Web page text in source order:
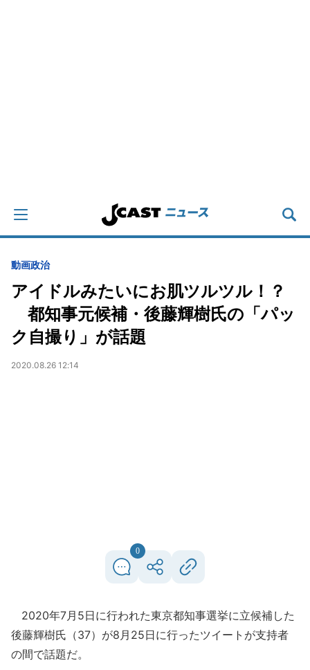
動画政治
アイドルみたいにお肌ツルツル！？
都知事元候補・後藤輝樹氏の「パッ
ク自撮り」が話題
2020.08.26 12:14
0
2020年7月5日に行われた東京都知事選挙に立候補した
後藤輝樹氏（37）が8月25日に行ったツイートが支持者
の間で話題だ。